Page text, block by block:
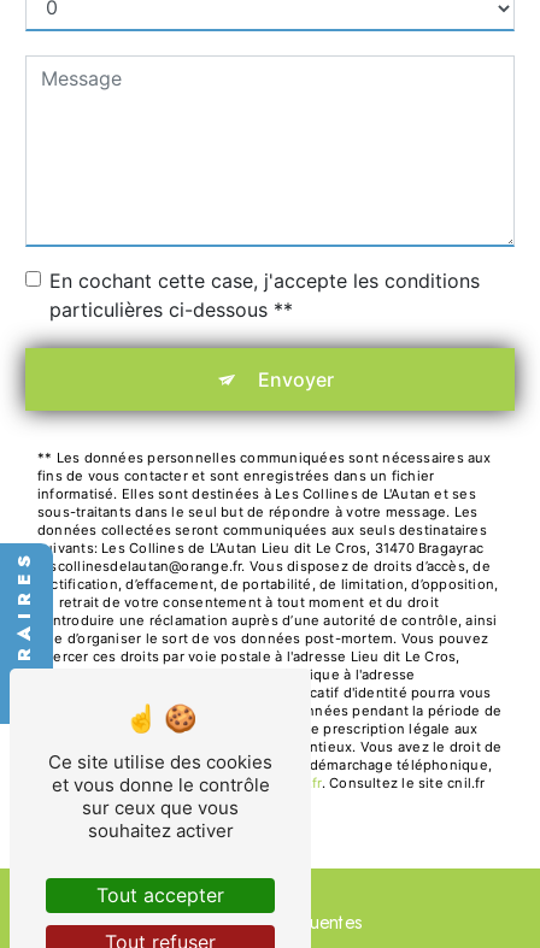
En cochant cette case, j'accepte les conditions
particulières ci-dessous **
Envoyer
** Les données personnelles communiquées sont nécessaires aux
fins de vous contacter et sont enregistrées dans un fichier
informatisé. Elles sont destinées à Les Collines de L'Autan et ses
sous-traitants dans le seul but de répondre à votre message. Les
données collectées seront communiquées aux seuls destinataires
suivants: Les Collines de L'Autan Lieu dit Le Cros, 31470 Bragayrac
lescollinesdelautan@orange.fr. Vous disposez de droits d’accès, de
rectification, d’effacement, de portabilité, de limitation, d’opposition,
de retrait de votre consentement à tout moment et du droit
d’introduire une réclamation auprès d’une autorité de contrôle, ainsi
que d’organiser le sort de vos données post-mortem. Vous pouvez
exercer ces droits par voie postale à l'adresse Lieu dit Le Cros,
31470 Bragayrac ou par courrier électronique à l'adresse
lescollinesdelautan@orange.fr. Un justificatif d'identité pourra vous
être demandé. Nous conservons vos données pendant la période de
prise de contact puis pendant la durée de prescription légale aux
fins probatoires et de gestion des contentieux. Vous avez le droit de
vous inscrire sur la liste d'opposition au démarchage téléphonique,
disponible à cette adresse: Bloctel.gouv.fr. Consultez le site cnil.fr
pour plus d’informations sur vos droits.
Recherches fréquentes
HORAIRES
Ce site utilise des cookies
et vous donne le contrôle
sur ceux que vous
souhaitez activer
Tout accepter
Tout refuser